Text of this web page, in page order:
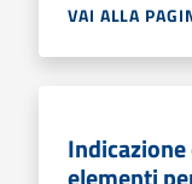
VAI ALLA